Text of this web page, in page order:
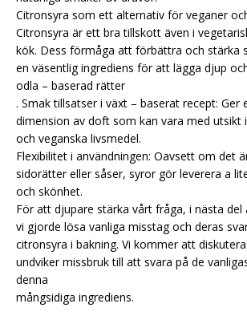
Citronsyra som ett alternativ för veganer
Citronsyra är ett bra tillskott även i
kök. Dess förmåga att förbättra och stärka
en väsentlig ingrediens för att lägga djup
odla – baserad rätter
. Smak tillsatser i växt – baserat recept: Ger
dimension av doft som kan vara med utsikt
och veganska livsmedel.
Flexibilitet i användningen: Oavsett om det
sidorätter eller såser, syror gör leverera a
och skönhet.
För att djupare stärka vårt fråga, i nästa del
vi gjorde lösa vanliga misstag och deras
citronsyra i bakning. Vi kommer att
undviker missbruk till att svara på de
denna
mångsidiga ingrediens.